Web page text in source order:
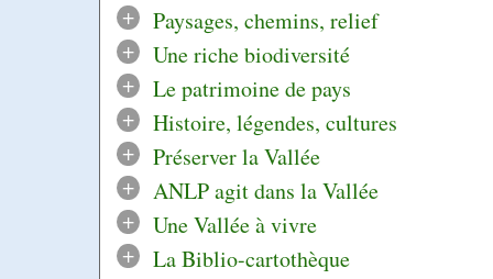
+
Paysages, chemins, relief
+
Une riche biodiversité
+
Le patrimoine de pays
+
Histoire, légendes, cultures
+
Préserver la Vallée
+
ANLP agit dans la Vallée
+
Une Vallée à vivre
+
La Biblio-cartothèque